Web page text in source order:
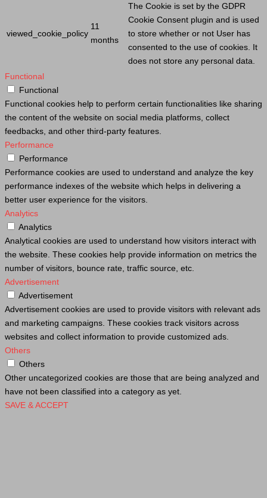
viewed_cookie_policy
11
months
The Cookie is set by the GDPR
Cookie Consent plugin and is used
to store whether or not User has
consented to the use of cookies. It
does not store any personal data.
Functional
Functional
Functional cookies help to perform certain functionalities like sharing
the content of the website on social media platforms, collect
feedbacks, and other third-party features.
Performance
Performance
Performance cookies are used to understand and analyze the key
performance indexes of the website which helps in delivering a
better user experience for the visitors.
Analytics
Analytics
Analytical cookies are used to understand how visitors interact with
the website. These cookies help provide information on metrics the
number of visitors, bounce rate, traffic source, etc.
Advertisement
Advertisement
Advertisement cookies are used to provide visitors with relevant ads
and marketing campaigns. These cookies track visitors across
websites and collect information to provide customized ads.
Others
Others
Other uncategorized cookies are those that are being analyzed and
have not been classified into a category as yet.
SAVE & ACCEPT